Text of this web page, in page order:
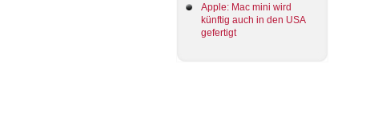
Apple: Mac mini wird
künftig auch in den USA
gefertigt